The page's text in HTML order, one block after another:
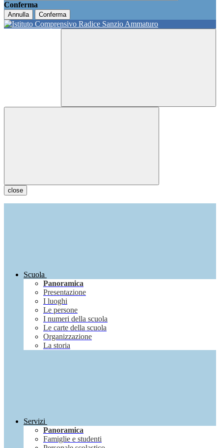
Conferma
Annulla Conferma
close
Scuola
Panoramica
Presentazione
I luoghi
Le persone
I numeri della scuola
Le carte della scuola
Organizzazione
La storia
Servizi
Panoramica
Famiglie e studenti